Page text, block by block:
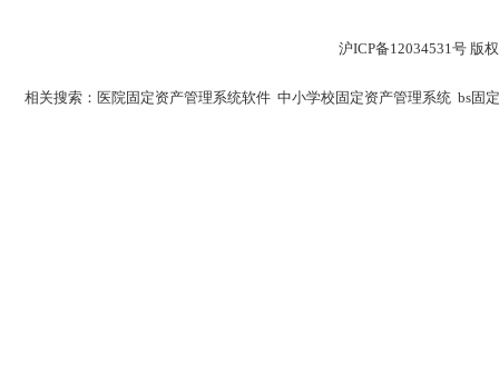
沪ICP备12034531号 版
相关搜索： 医院固定资产管理系统软件 中小学校固定资产管理系统 bs固